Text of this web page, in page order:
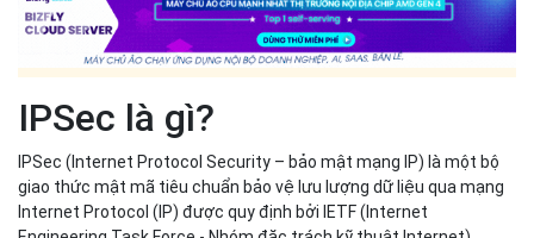
Gần đây chúng tôi đã nhắc đến khái niệm về
mật thường được sử dụng kết hợp với L2TP trong thiết lập kết
nối VPN. Trong bài viết hôm nay chúng ta sẽ cùngBizfly
Cloudtìm hiểu kỹ hơn về giao thức bảo mật này.